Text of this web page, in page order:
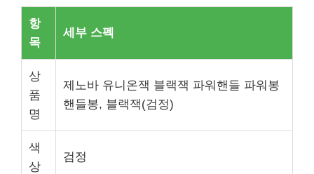
항
목
세부 스펙
상
품
명
제노바 유니온잭 블랙잭 파워핸들 파워봉
핸들봉, 블랙잭(검정)
색
상
검정